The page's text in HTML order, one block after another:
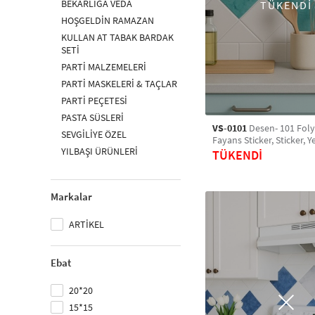
BEKARLIĞA VEDA
HOŞGELDİN RAMAZAN
KULLAN AT TABAK BARDAK
SETİ
PARTİ MALZEMELERİ
PARTİ MASKELERİ & TAÇLAR
PARTİ PEÇETESİ
PASTA SÜSLERİ
SEVGİLİYE ÖZEL
YILBAŞI ÜRÜNLERİ
Markalar
ARTİKEL
Ebat
20*20
15*15
TÜKENDİ
VS-0101 Desen- 101
Fayans Sticker, Sticker,
Banyo Sticker, Retro
TÜKENDİ